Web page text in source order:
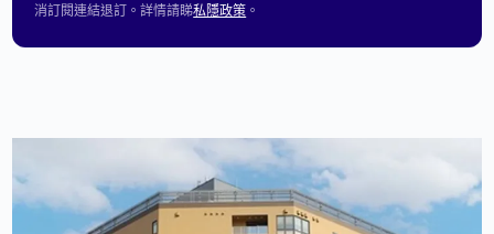
消訂閱連結退訂。詳情請睇私隱政策 。